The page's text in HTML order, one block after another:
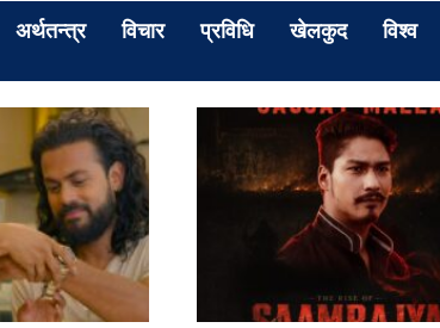
अर्थतन्त्र विचार प्रविधि खेलकुद विश्व